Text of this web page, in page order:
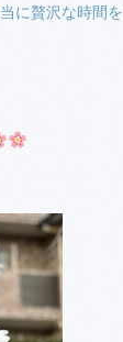
に贅沢な時間を